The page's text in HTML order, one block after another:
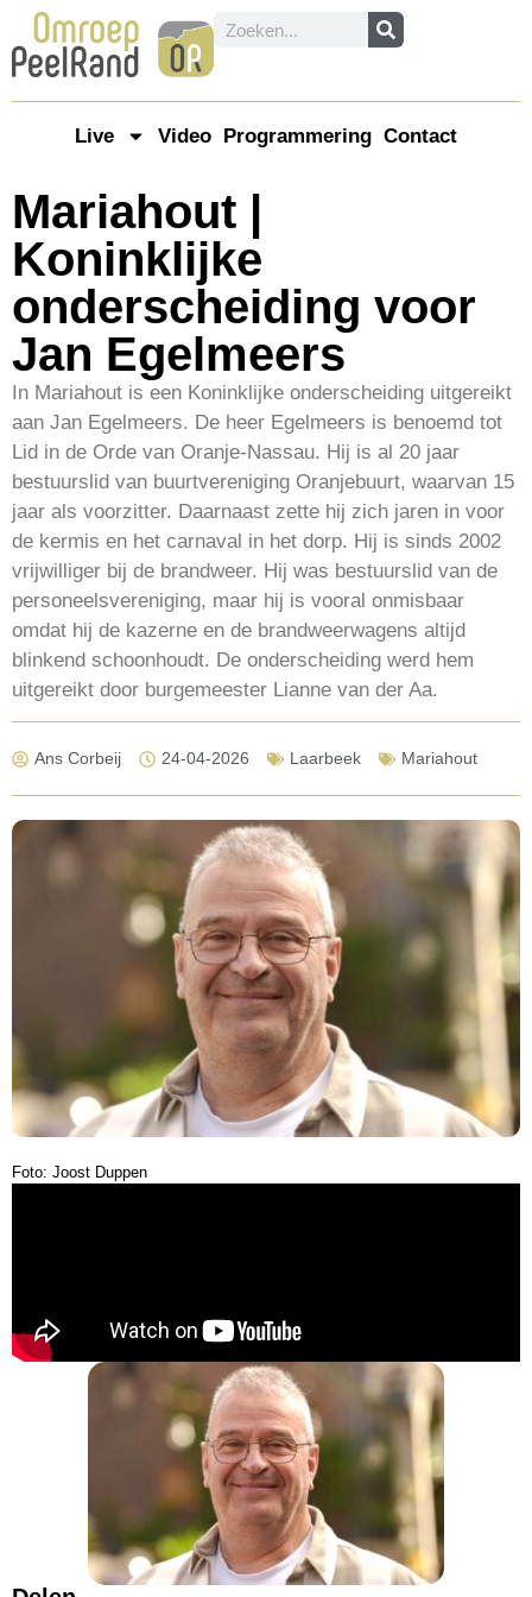
Live Video Programmering Contact
Mariahout |
Koninklijke
onderscheiding voor
Jan Egelmeers
In Mariahout is een Koninklijke onderscheiding uitgereikt
aan Jan Egelmeers. De heer Egelmeers is benoemd tot
Lid in de Orde van Oranje-Nassau. Hij is al 20 jaar
bestuurslid van buurtvereniging Oranjebuurt, waarvan 15
jaar als voorzitter. Daarnaast zette hij zich jaren in voor
de kermis en het carnaval in het dorp. Hij is sinds 2002
vrijwilliger bij de brandweer. Hij was bestuurslid van de
personeelsvereniging, maar hij is vooral onmisbaar
omdat hij de kazerne en de brandweerwagens altijd
blinkend schoonhoudt. De onderscheiding werd hem
uitgereikt door burgemeester Lianne van der Aa.
Ans Corbeij 24-04-2026 Laarbeek Mariahout
Foto: Joost Duppen